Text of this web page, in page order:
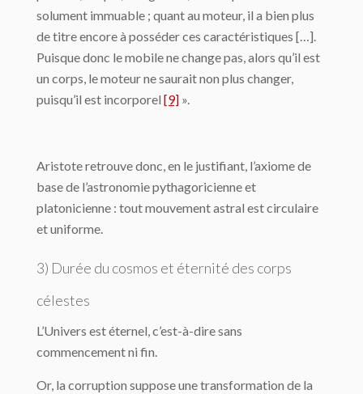
solument immuable ; quant au moteur, il a bien plus
de titre encore à posséder ces carac­téristiques […].
Puisque donc le mobile ne change pas, alors qu’il est
un corps, le moteur ne saurait non plus changer,
puisqu’il est incorporel [9] ».
Aristote retrouve donc, en le justifiant, l’axiome de
base de l’astronomie pythagori­cienne et
platonicienne : tout mouvement astral est circulaire
et uniforme.
3) Durée du cosmos et éternité des corps
célestes
L’Univers est éternel, c’est-à-dire sans
commencement ni fin.
Or, la corruption suppose une transformation de la